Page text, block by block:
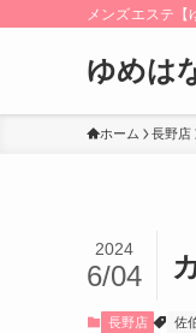
メンズエステ【
ゆめは
ホーム 長野店
2024
6/04
長野店 佐